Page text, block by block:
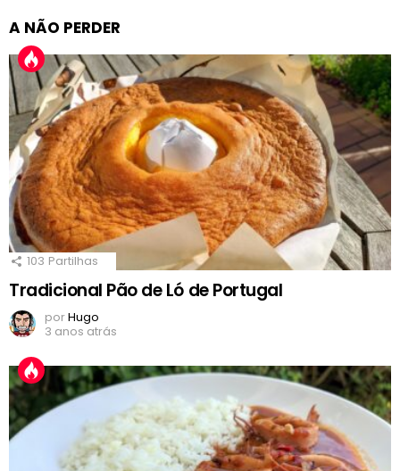
A NÃO PERDER
103 Partilhas
Tradicional Pão de Ló de Portugal
porHugo
3 anos atrás